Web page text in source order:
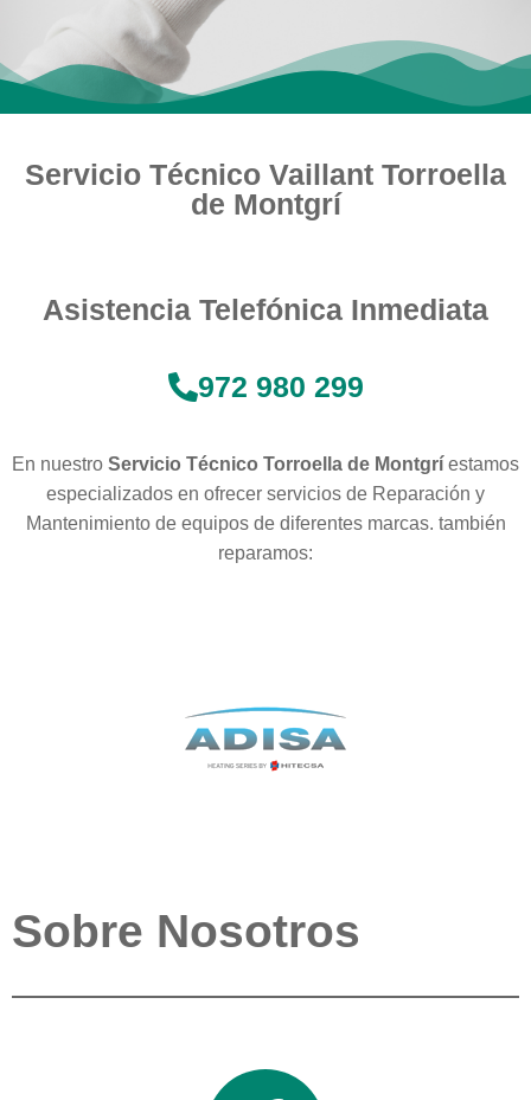
Servicio Técnico Vaillant Torroella
de Montgrí
Asistencia Telefónica Inmediata
972 980 299
En nuestro Servicio Técnico Torroella de Montgrí estamos
especializados en ofrecer servicios de Reparación y
Mantenimiento de equipos de diferentes marcas. también
reparamos:
Sobre Nosotros